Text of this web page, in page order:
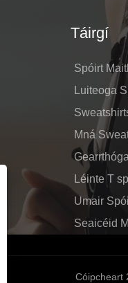
Táirgí
Spóirt
Luiteoga
Mná
Léinte T
Umair
Seaicéid
Cóipcheart